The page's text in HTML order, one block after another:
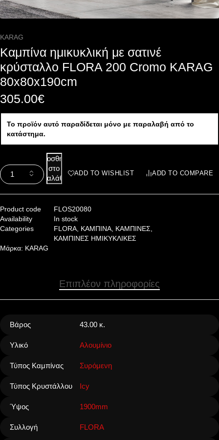
KARAG
Καμπίνα ημικυκλική με σατινέ
κρύσταλλο FLORA 200 Cromo KARAG
80x80x190cm
305.00€
Το προϊόν αυτό παραδίδεται μόνο με παραλαβή από το
κατάστημα.
Προσθήκη
στο
καλάθι
ADD TO WISHLIST ADD TO COMPARE
Product code
FLOS20080
Availability
In stock
Categories
FLORA, ΚΑΜΠΙΝΑ, ΚΑΜΠΙΝΕΣ,
ΚΑΜΠΙΝΕΣ ΗΜΙΚΥΚΛΙΚΕΣ
Μάρκα: KARAG
Επιπλέον πληροφορίες
Βάρος 43.00 κ.
Υλικό Αλουμίνιο
Τύπος Καμπίνας Συρόμενη
Τύπος Κρυστάλλου Icy
Ύψος 1900mm
Συλλογή FLORA